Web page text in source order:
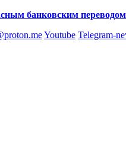
банковским переводом
Youtube Telegram-